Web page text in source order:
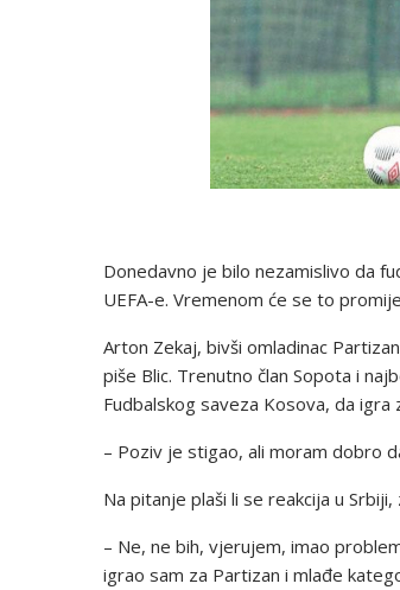
Donedavno je bilo nezamislivo da
UEFA-e. Vremenom će se to
Arton Zekaj, bivši omladinac
piše Blic. Trenutno član Sopota i
Fudbalskog saveza Kosova, da igra
– Poziv je stigao, ali moram dobro
Na pitanje plaši li se reakcija u
– Ne, ne bih, vjerujem, imao
igrao sam za Partizan i mlađe